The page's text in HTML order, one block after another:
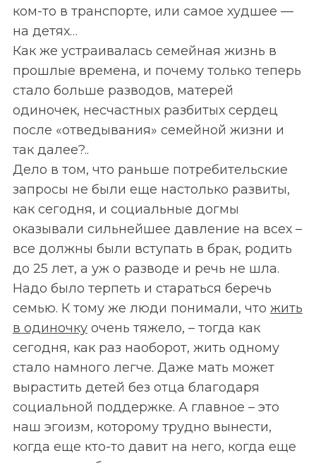
ком-то в транспорте, или самое худшее —
на детях…
Как же устраивалась семейная жизнь в
прошлые времена, и почему только теперь
стало больше разводов, матерей
одиночек, несчастных разбитых сердец
после «отведывания» семейной жизни и
так далее?..
Дело в том, что раньше потребительские
запросы не были еще настолько развиты,
как сегодня, и социальные догмы
оказывали сильнейшее давление на всех –
все должны были вступать в брак, родить
до 25 лет, а уж о разводе и речь не шла.
Надо было терпеть и стараться беречь
семью. К тому же люди понимали, что жить
в одиночкуочень тяжело, – тогда как
сегодня, как раз наоборот, жить одному
стало намного легче. Даже мать может
вырастить детей без отца благодаря
социальной поддержке. А главное – это
наш эгоизм, которому трудно вынести,
когда еще кто-то давит на него, когда еще